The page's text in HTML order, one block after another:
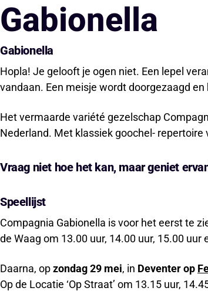
Gabionella
Gabionella
Hopla! Je gelooft je ogen niet. Een lepel
vandaan. Een meisje wordt doorgezaagd
Het vermaarde variété gezelschap
Nederland. Met klassiek goochel- repertoire
Vraag niet hoe het kan, maar geniet
Speellijst
Compagnia Gabionella is voor het eerst te
de Waag om 13.00 uur, 14.00 uur, 15.00 uur
Daarna, opzondag 29 mei, in Deventer op
Op de Locatie ‘Op Straat’ om 13.15 uur,